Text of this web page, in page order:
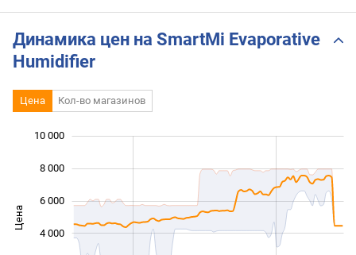
Динамика цен на SmartMi Evaporative
Humidifier
Цена Кол-во магазинов
Цена
4 000
6 000
8 000
10 000